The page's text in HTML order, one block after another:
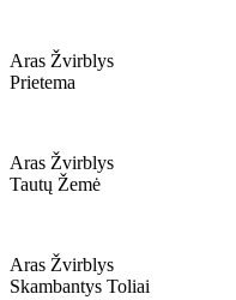
Aras Žvirblys
Prietema
Aras Žvirblys
Tautų Žemė
Aras Žvirblys
Skambantys Toliai